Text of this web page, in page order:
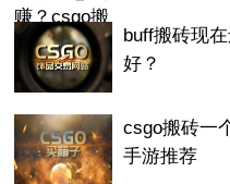
buff搬砖现
好？
csgo搬砖一
手游推荐